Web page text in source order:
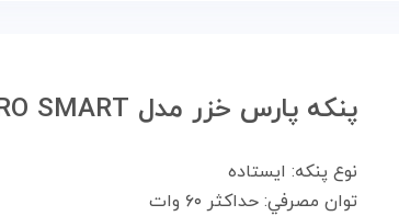
پنکه پارس خزر مدل PRO SMART
نوع پنکه: ایستاده
توان مصرفي: حداکثر ۶۰ وات